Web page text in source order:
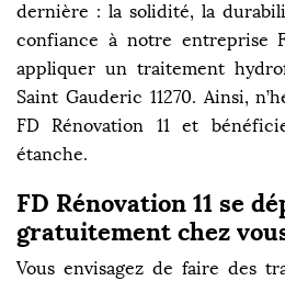
dernière : la solidité, la
confiance à notre entreprise
appliquer un traitement
Saint Gauderic 11270. Ainsi,
FD Rénovation 11 et
étanche.
FD Rénovation 11 se
gratuitement chez
Vous envisagez de faire des